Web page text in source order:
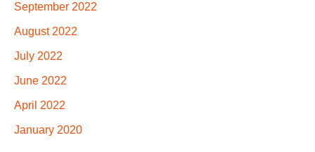
September 2022
August 2022
July 2022
June 2022
April 2022
January 2020